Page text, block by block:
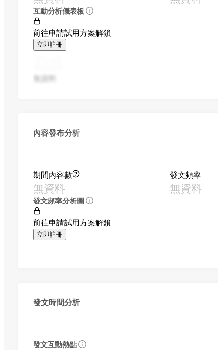
互動分析儀表板
前往申請試用方案解鎖
立即註冊
無資料
內容發布分析
期間內容數
無資料
發文頻率
無資料
發文頻率分析圖
前往申請試用方案解鎖
立即註冊
發文時間分析
發文互動熱點